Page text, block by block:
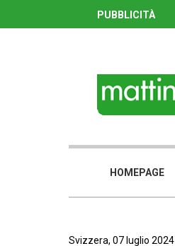
PUBBLICITÀ
HOMEPAGE
Svizzera, 07 luglio 2024